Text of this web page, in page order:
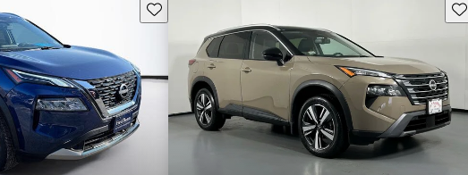
Guarda este Aviso